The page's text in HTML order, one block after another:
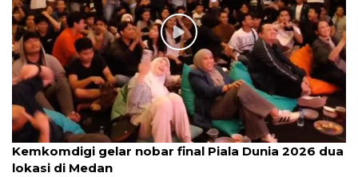
Kemkomdigi gelar nobar final Piala Dunia 2026 dua
lokasi di Medan